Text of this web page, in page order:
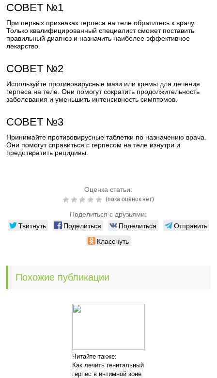
СОВЕТ №1
При первых признаках герпеса на теле обратитесь к врачу.
Только квалифицированный специалист сможет поставить
правильный диагноз и назначить наиболее эффективное
лекарство.
СОВЕТ №2
Используйте противовирусные мази или кремы для лечения
герпеса на теле. Они помогут сократить продолжительность
заболевания и уменьшить интенсивность симптомов.
СОВЕТ №3
Принимайте противовирусные таблетки по назначению врача.
Они помогут справиться с герпесом на теле изнутри и
предотвратить рецидивы.
Оценка статьи:
(пока оценок нет)
Поделиться с друзьями:
Твитнуть Поделиться Поделиться
Отправить
Класснуть
Похожие публикации
Читайте также:
Как лечить генитальный
герпес в интимной зоне